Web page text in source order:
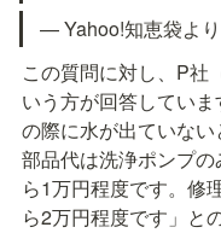
— Yahoo!知恵袋より
この質問に対し、P社
いう方が回答してい
の際に水が出ていない
部品代は洗浄ポンプ
ら1万円程度です。修
ら2万円程度です」と